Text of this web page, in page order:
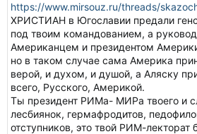
https://www.mirsouz.ru/threads/
ХРИСТИАН в Югославии предали
под твоим командованием, а
Американцем и президентом
но в таком случае сама Америка
верой, и духом, и душой, а Аляску
всего, Русского, Америкой.
Ты президент РИМа- МИРа твоего и
лесбиянок, гермафродитов,
отступников, это твой РИМ-лекторат